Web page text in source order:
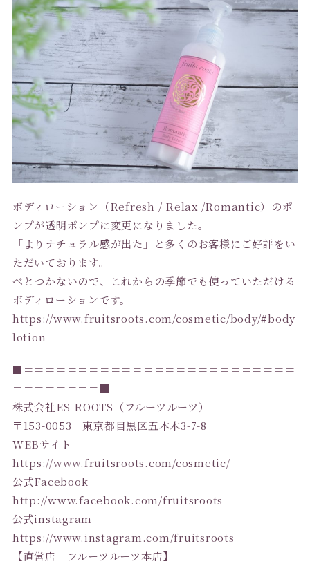
ボディローション（Refresh / Relax /Romantic）のポ
ンプが透明ポンプに変更になりました。
「よりナチュラル感が出た」と多くのお客様にご好評をい
ただいております。
べとつかないので、これからの季節でも使っていただける
ボディローションです。
https://www.fruitsroots.com/cosmetic/body/#body
lotion
■＝＝＝＝＝＝＝＝＝＝＝＝＝＝＝＝＝＝＝＝＝＝＝＝＝
＝＝＝＝＝＝＝＝■
株式会社ES-ROOTS（フルーツルーツ）
〒153-0053 東京都目黒区五本木3-7-8
WEBサイト
https://www.fruitsroots.com/cosmetic/
公式Facebook
http://www.facebook.com/fruitsroots
公式instagram
https://www.instagram.com/fruitsroots
【直営店 フルーツルーツ本店】